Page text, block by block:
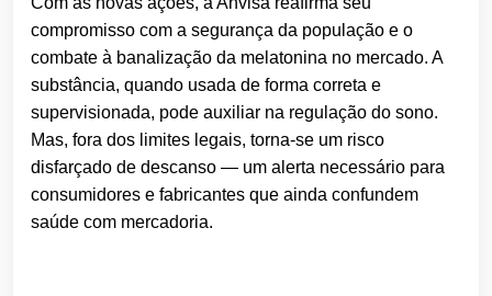
compromisso com a segurança da população e o
combate à banalização da melatonina no mercado. A
substância, quando usada de forma correta e
supervisionada, pode auxiliar na regulação do sono.
Mas, fora dos limites legais, torna-se um risco
disfarçado de descanso — um alerta necessário para
consumidores e fabricantes que ainda confundem
saúde com mercadoria.